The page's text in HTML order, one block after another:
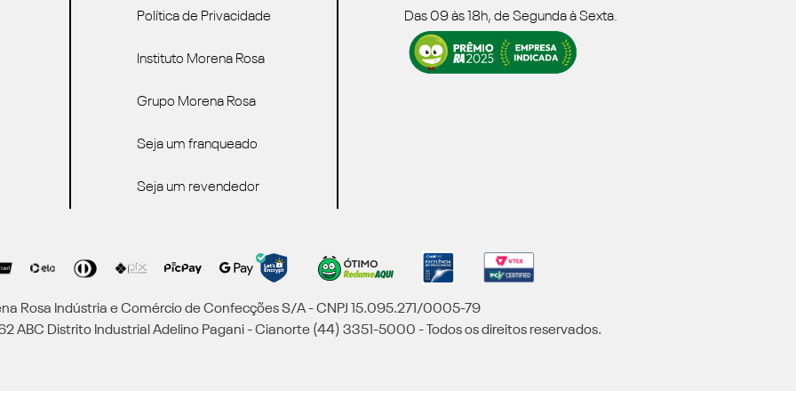
Política de Privacidade
Instituto Morena Rosa
Grupo Morena Rosa
Seja um franqueado
Seja um revendedor
Das 09 às 18h, de Segunda à Sexta.
Rosa Indústria e Comércio de Confecções S/A - CNPJ 15.095.271/0005-79
ABC Distrito Industrial Adelino Pagani - Cianorte (44) 3351-5000 - Todos os direitos reservados.